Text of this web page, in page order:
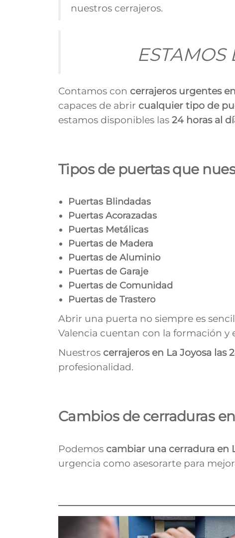
nuestros cerrajeros.
ESTAMOS
Contamos con cerrajeros urgentes en
capaces de abrir cualquier tipo de
estamos disponibles las 24 horas al
Tipos de puertas que
Puertas Blindadas
Puertas Acorazadas
Puertas Metálicas
Puertas de Madera
Puertas de Aluminio
Puertas de Garaje
Puertas de Comunidad
Puertas de Trastero
Abrir una puerta no siempre es
Valencia cuentan con la formación y
Nuestros cerrajeros en La Joyosa las
profesionalidad.
Cambios de cerraduras
Podemos cambiar una cerradura en
urgencia como asesorarte para